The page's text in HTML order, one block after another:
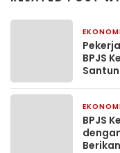
BPJS
BPJS